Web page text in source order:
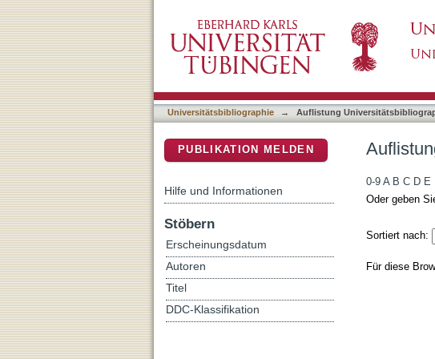
Universitätsbibliographie → Auflistung
0-9 A B C D E
Oder geben
Sortiert nach:
Für diese
PUBLIKATION MELDEN
Hilfe und Informationen
Stöbern
Erscheinungsdatum
Autoren
Titel
DDC-Klassifikation